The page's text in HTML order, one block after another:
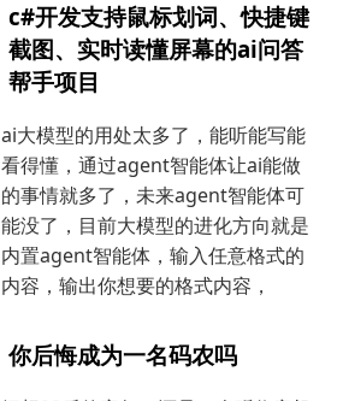
c#开发支持鼠标划词、快捷键
截图、实时读懂屏幕的ai问答
帮手项目
ai大模型的用处太多了，能听能写能
看得懂，通过agent智能体让ai能做
的事情就多了，未来agent智能体可
能没了，目前大模型的进化方向就是
内置agent智能体，输入任意格式的
内容，输出你想要的格式内容，
你后悔成为一名码农吗